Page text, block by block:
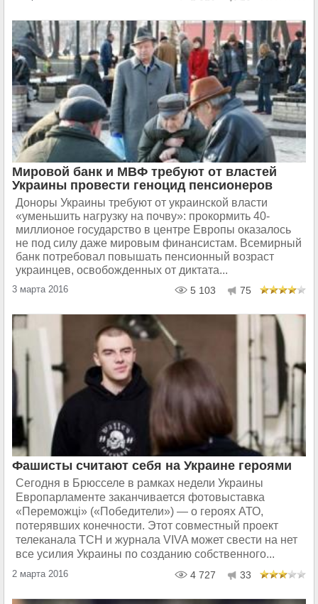
Мировой банк и МВФ требуют от властей
Украины провести геноцид пенсионеров
Доноры Украины требуют от украинской власти
«уменьшить нагрузку на почву»: прокормить 40-
миллионое государство в центре Европы оказалось
не под силу даже мировым финансистам. Всемирный
банк потребовал повышать пенсионный возраст
украинцев, освобожденных от диктата...
3 марта 2016 5 103 75
Фашисты считают себя на Украине героями
Сегодня в Брюсселе в рамках недели Украины
Европарламенте заканчивается фотовыставка
«Переможцi» («Победители») — о героях АТО,
потерявших конечности. Этот совместный проект
телеканала ТСН и журнала VIVA может свести на нет
все усилия Украины по созданию собственного...
2 марта 2016 4 727 33